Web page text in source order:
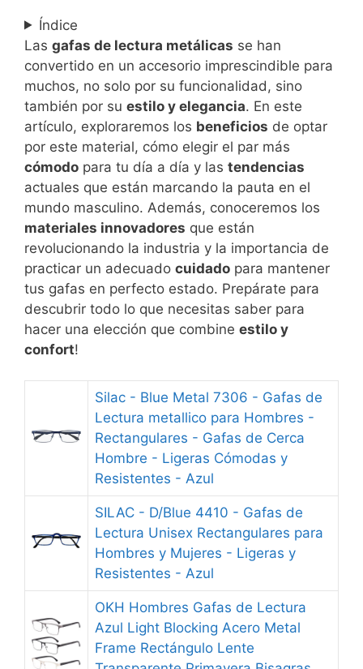
Índice
Las gafas de lectura metálicas se han
convertido en un accesorio imprescindible para
muchos, no solo por su funcionalidad, sino
también por su estilo y elegancia. En este
artículo, exploraremos los beneficios de optar
por este material, cómo elegir el par más
cómodo para tu día a día y las tendencias
actuales que están marcando la pauta en el
mundo masculino. Además, conoceremos los
materiales innovadores que están
revolucionando la industria y la importancia de
practicar un adecuado cuidado para mantener
tus gafas en perfecto estado. Prepárate para
descubrir todo lo que necesitas saber para
hacer una elección que combine estilo y
confort!
Silac - Blue Metal 7306 - Gafas de
Lectura metallico para Hombres -
Rectangulares - Gafas de Cerca
Hombre - Ligeras Cómodas y
Resistentes - Azul
SILAC - D/Blue 4410 - Gafas de
Lectura Unisex Rectangulares para
Hombres y Mujeres - Ligeras y
Resistentes - Azul
OKH Hombres Gafas de Lectura
Azul Light Blocking Acero Metal
Frame Rectángulo Lente